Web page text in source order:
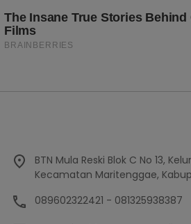
BTN Mula Reski Blok C No 13,
Kecamatan Maritenggae,
089602322421 - 081325938387